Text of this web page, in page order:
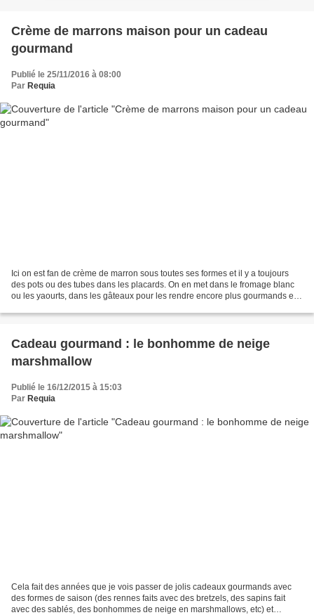
Crème de marrons maison pour un cadeau
gourmand
Publié le 25/11/2016 à 08:00
Par Requia
Ici on est fan de crème de marron sous toutes ses formes et il y a toujours
des pots ou des tubes dans les placards. On en met dans le fromage blanc
ou les yaourts, dans les gâteaux pour les rendre encore plus gourmands et
Cadeau gourmand : le bonhomme de neige
marshmallow
Publié le 16/12/2015 à 15:03
Par Requia
Cela fait des années que je vois passer de jolis cadeaux gourmands avec
des formes de saison (des rennes faits avec des bretzels, des sapins fait
avec des sablés, des bonhommes de neige en marshmallows, etc) et